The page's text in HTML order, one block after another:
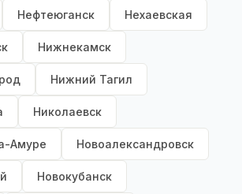
Нефтеюганск Нехаевская
Нижнекамск
Нижний Тагил
Николаевск
Амуре Новоалександровск
Новокубанск